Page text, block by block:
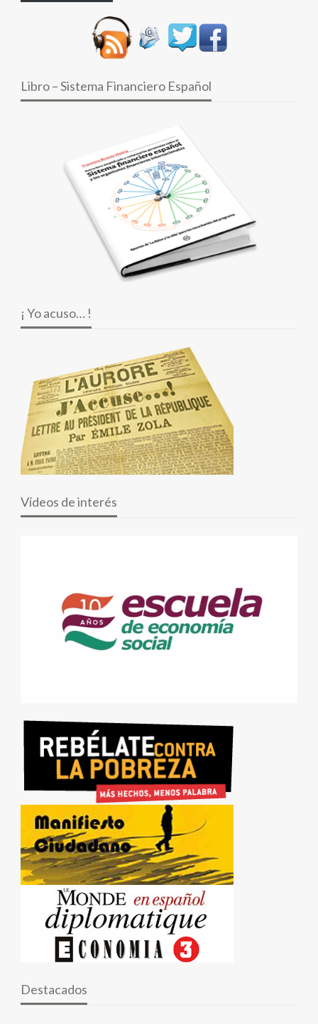
Libro – Sistema Financiero Español
¡ Yo acuso… !
Vídeos de interés
Destacados